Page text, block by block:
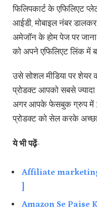
फिलिपकार्ट के एफिलिएट
आईडी, मोबाइल नंबर
अमेजॉन के होम पेज पर
को अपने एफिलिएट लिंक में
उसे सोशल मीडिया पर
प्रोडक्ट आपको सबसे
अगर आपके फेसबुक ग्रुप में
प्रोडक्ट को सेल करके
ये भी पढ़ें-
Affiliate marketing
Amazon Se Paise